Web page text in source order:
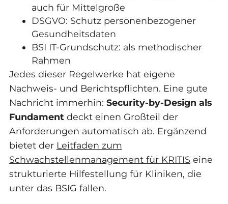
auch für Mittelgroße
DSGVO: Schutz personenbezogener
Gesundheitsdaten
BSI IT-Grundschutz: als methodischer
Rahmen
Jedes dieser Regelwerke hat eigene
Nachweis- und Berichtspflichten. Eine gute
Nachricht immerhin: Security-by-Design als
Fundament deckt einen Großteil der
Anforderungen automatisch ab. Ergänzend
bietet der Leitfaden zum
Schwachstellenmanagement für KRITIS eine
strukturierte Hilfestellung für Kliniken, die
unter das BSIG fallen.